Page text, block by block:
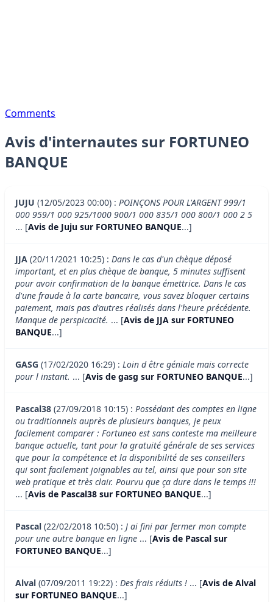
Comments
Avis d'internautes sur FORTUNEO
BANQUE
JUJU (12/05/2023 00:00) : POINÇONS POUR L'ARGENT 999/1
000 959/1 000 925/1000 900/1 000 835/1 000 800/1 000 2 5
... [Avis de Juju sur FORTUNEO BANQUE...]
JJA (20/11/2021 10:25) : Dans le cas d'un chèque déposé
important, et en plus chèque de banque, 5 minutes suffisent
pour avoir confirmation de la banque émettrice. Dans le cas
d'une fraude à la carte bancaire, vous savez bloquer certains
paiement, mais pas d'autres réalisés dans l'heure précédente.
Manque de perspicacité. ... [Avis de JJA sur FORTUNEO
BANQUE...]
GASG (17/02/2020 16:29) : Loin d être géniale mais correcte
pour l instant. ... [Avis de gasg sur FORTUNEO BANQUE...]
Pascal38 (27/09/2018 10:15) : Possédant des comptes en ligne
ou traditionnels auprès de plusieurs banques, je peux
facilement comparer : Fortuneo est sans conteste ma meilleure
banque actuelle, tant pour la gratuité générale de ses services
que pour la compétence et la disponibilité de ses conseillers
qui sont facilement joignables au tel, ainsi que pour son site
web pratique et très clair. Pourvu que ça dure dans le temps !!!
... [Avis de Pascal38 sur FORTUNEO BANQUE...]
Pascal (22/02/2018 10:50) : J ai fini par fermer mon compte
pour une autre banque en ligne ... [Avis de Pascal sur
FORTUNEO BANQUE...]
Alval (07/09/2011 19:22) : Des frais réduits ! ... [Avis de Alval
sur FORTUNEO BANQUE...]